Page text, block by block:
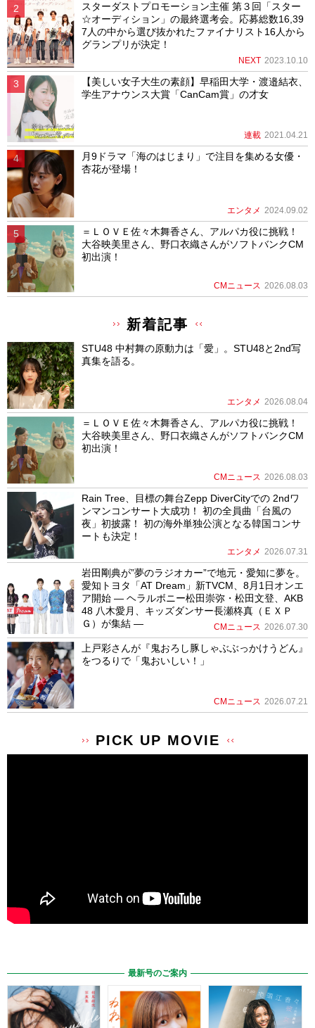
スターダストプロモーション主催 第３回「スター
☆オーディション」の最終選考会。応募総数16,39
7人の中から選び抜かれたファイナリスト16人から
グランプリが決定！
NEXT 2023.10.10
【美しい女子大生の素顔】早稲田大学・渡邉結衣、
学生アナウンス大賞「CanCam賞」の才女
連載 2021.04.21
月9ドラマ「海のはじまり」で注目を集める女優・
杏花が登場！
エンタメ 2024.09.02
＝ＬＯＶＥ佐々木舞香さん、アルパカ役に挑戦！
大谷映美里さん、野口衣織さんがソフトバンクCM
初出演！
CMニュース 2026.08.03
新着記事
STU48 中村舞の原動力は「愛」。STU48と2nd写
真集を語る。
エンタメ 2026.08.04
＝ＬＯＶＥ佐々木舞香さん、アルパカ役に挑戦！
大谷映美里さん、野口衣織さんがソフトバンクCM
初出演！
CMニュース 2026.08.03
Rain Tree、目標の舞台Zepp DiverCityでの 2ndワ
ンマンコンサート大成功！ 初の全員曲「台風の
夜」初披露！ 初の海外単独公演となる韓国コンサ
ートも決定！
エンタメ 2026.07.31
岩田剛典が”夢のラジオカー”で地元・愛知に夢を。
愛知トヨタ「AT Dream」新TVCM、8月1日オンエ
ア開始 ― ヘラルボニー松田崇弥・松田文登、AKB
48 八木愛月、キッズダンサー長瀬柊真（ＥＸＰ
Ｇ）が集結 ―
CMニュース 2026.07.30
上戸彩さんが『鬼おろし豚しゃぶぶっかけうどん』
をつるりで「鬼おいしい！」
CMニュース 2026.07.21
PICK UP MOVIE
最新号のご案内